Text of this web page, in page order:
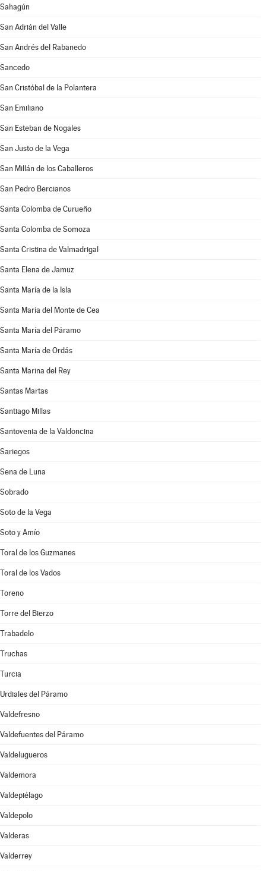
Sahagún
San Adrián del Valle
San Andrés del Rabanedo
Sancedo
San Cristóbal de la Polantera
San Emiliano
San Esteban de Nogales
San Justo de la Vega
San Millán de los Caballeros
San Pedro Bercianos
Santa Colomba de Curueño
Santa Colomba de Somoza
Santa Cristina de Valmadrigal
Santa Elena de Jamuz
Santa María de la Isla
Santa María del Monte de Cea
Santa María del Páramo
Santa María de Ordás
Santa Marina del Rey
Santas Martas
Santiago Millas
Santovenia de la Valdoncina
Sariegos
Sena de Luna
Sobrado
Soto de la Vega
Soto y Amío
Toral de los Guzmanes
Toral de los Vados
Toreno
Torre del Bierzo
Trabadelo
Truchas
Turcia
Urdiales del Páramo
Valdefresno
Valdefuentes del Páramo
Valdelugueros
Valdemora
Valdepiélago
Valdepolo
Valderas
Valderrey